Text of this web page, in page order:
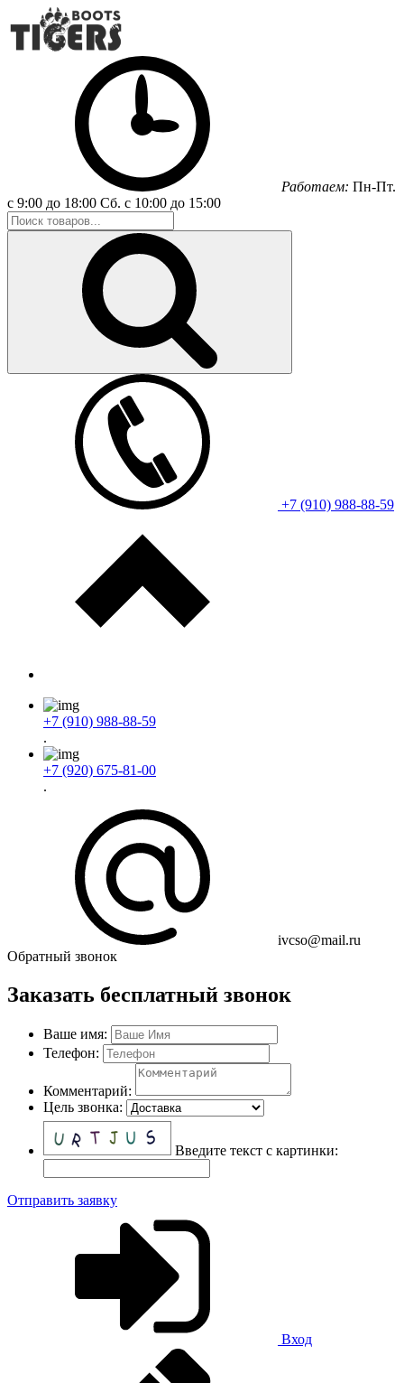
Работаем: Пн-Пт.
с 9:00 до 18:00 Сб. с 10:00 до 15:00
+7 (910) 988-88-59
+7 (910) 988-88-59
.
+7 (920) 675-81-00
.
ivcso@mail.ru
Обратный звонок
Заказать бесплатный звонок
Ваше имя:
Телефон:
Комментарий:
Цель звонка:
Введите текст с картинки:
Отправить заявку
Вход